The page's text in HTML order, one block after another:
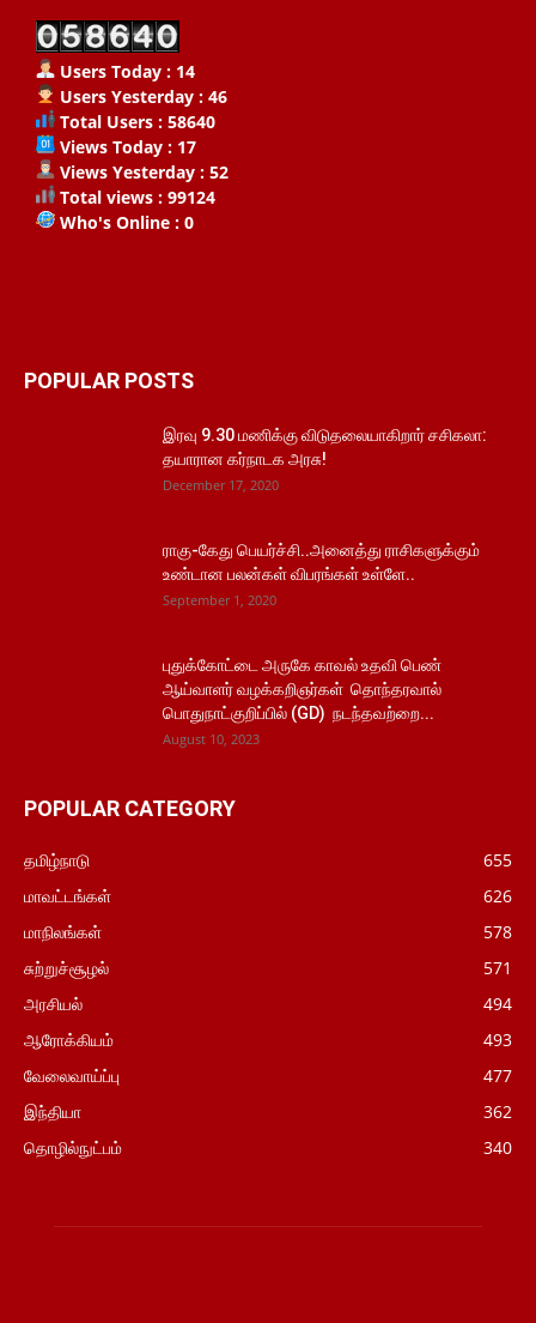
Users Today : 14
Users Yesterday : 46
Total Users : 58640
Views Today : 17
Views Yesterday : 52
Total views : 99124
Who's Online : 0
POPULAR POSTS
இரவு 9.30 மணிக்கு விடுதலையாகிறார் சசிகலா:
தயாரான கர்நாடக அரசு!
December 17, 2020
ராகு-கேது பெயர்ச்சி..அனைத்து ராசிகளுக்கும்
உண்டான பலன்கள் விபரங்கள் உள்ளே..
September 1, 2020
புதுக்கோட்டை அருகே காவல் உதவி பெண்
ஆய்வாளர் வழக்கறிஞர்கள் தொந்தரவால்
பொதுநாட்குறிப்பில் (GD) நடந்தவற்றை...
August 10, 2023
POPULAR CATEGORY
தமிழ்நாடு
655
மாவட்டங்கள்
626
மாநிலங்கள்
578
சுற்றுச்சூழல்
571
அரசியல்
494
ஆரோக்கியம்
493
வேலைவாய்ப்பு
477
இந்தியா
362
தொழில்நுட்பம்
340